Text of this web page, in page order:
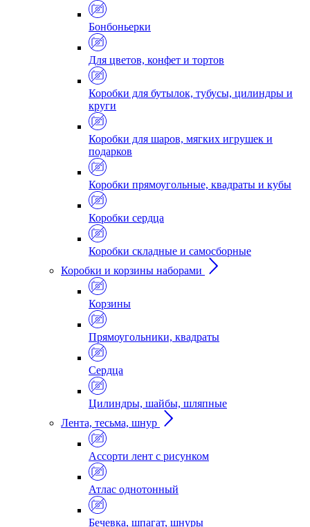
Бонбоньерки
Для цветов, конфет и тортов
Коробки для бутылок, тубусы, цилиндры и
круги
Коробки для шаров, мягких игрушек и
подарков
Коробки прямоугольные, квадраты и кубы
Коробки сердца
Коробки складные и самосборные
Коробки и корзины наборами
Корзины
Прямоугольники, квадраты
Сердца
Цилиндры, шайбы, шляпные
Лента, тесьма, шнур
Ассорти лент с рисунком
Атлас однотонный
Бечевка, шпагат, шнуры